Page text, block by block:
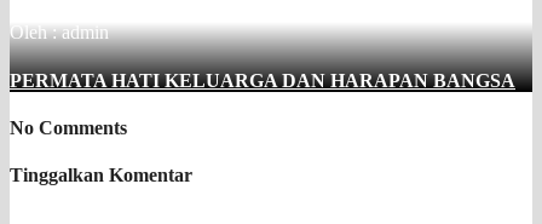
Oleh : admin
PERMATA HATI KELUARGA DAN HARAPAN BANGSA
No Comments
Tinggalkan Komentar